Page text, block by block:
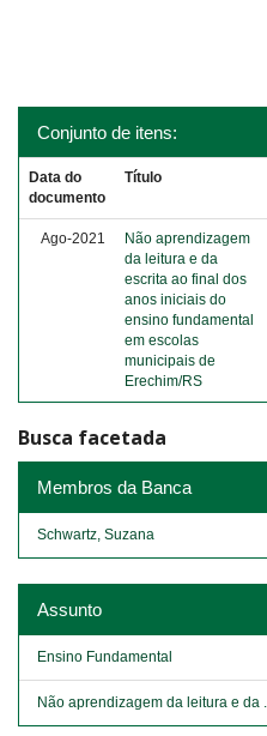
Conjunto de itens:
Data do
documento
Título
Ago-2021
Não aprendizagem
da leitura e da
escrita ao final dos
anos iniciais do
ensino fundamental
em escolas
municipais de
Erechim/RS
Busca facetada
Membros da Banca
Schwartz, Suzana
Assunto
Ensino Fundamental
Não aprendizagem da leitura e da ...